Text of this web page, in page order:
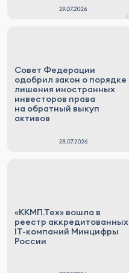
Совет Федерации
одобрил закон о порядке
лишения иностранных
инвесторов права
на обратный выкуп
активов
«ККМП.Тех» вошла в
реестр аккредитованных
IT-компаний Минцифры
России